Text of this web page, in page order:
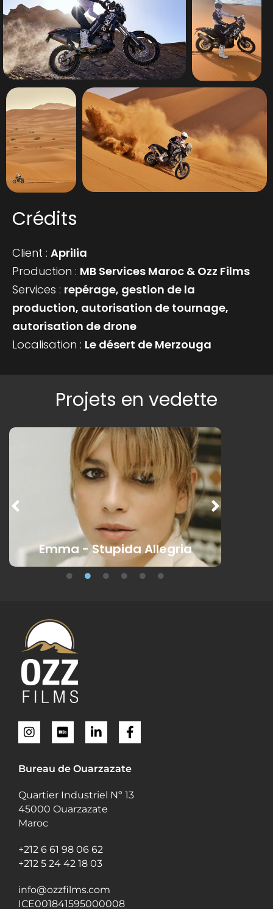
Crédits
Client : Aprilia
Production : MB Services Maroc & Ozz Films
Services : repérage, gestion de la
production, autorisation de tournage,
autorisation de drone
Localisation : Le désert de Merzouga
Projets en vedette
Emma - Stupida Allegria
Bureau de Ouarzazate
Quartier Industriel Nº 13
45000 Ouarzazate
Maroc
+212 6 61 98 06 62
+212 5 24 42 18 03
info@ozzfilms.com
ICE001841595000008